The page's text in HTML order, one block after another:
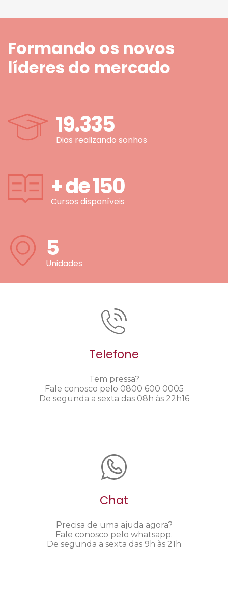
Formando os novos
líderes do mercado
19.335
Dias realizando sonhos
+ de150
Cursos disponíveis
5
Unidades
Telefone
Tem pressa?
Fale conosco pelo 0800 600 0005
De segunda a sexta das 08h às 22h16
Chat
Precisa de uma ajuda agora?
Fale conosco pelo whatsapp.
De segunda a sexta das 9h às 21h